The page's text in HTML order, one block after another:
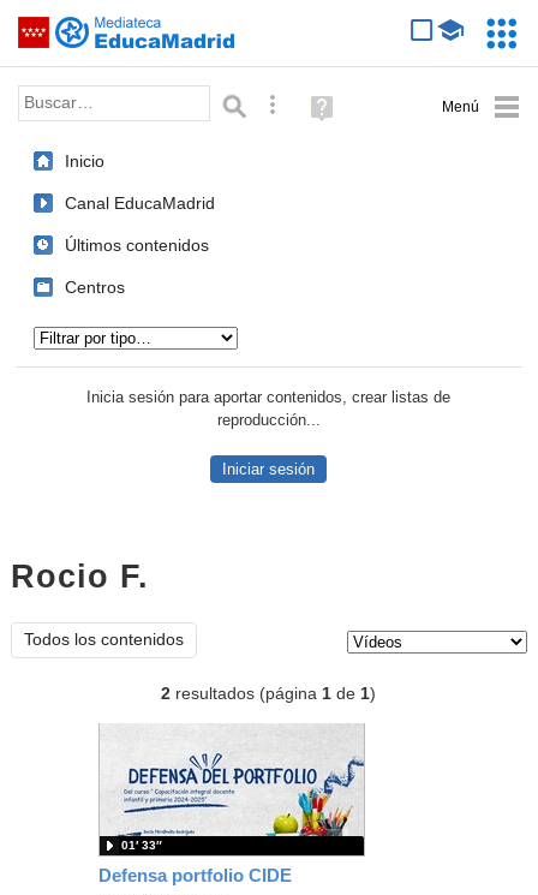
Saltar navegación
Palabra o frase: Búsqueda avanzada
Ayuda
(en
Inicio
Canal EducaMadrid
Últimos contenidos
Centros
Inicia sesión para aportar contenidos, crear listas de
reproducción...
Iniciar sesión
Rocio F.
Todos los contenidos
2 resultados (página1 de1)
Defensa portfolio CIDE
01′ 33″